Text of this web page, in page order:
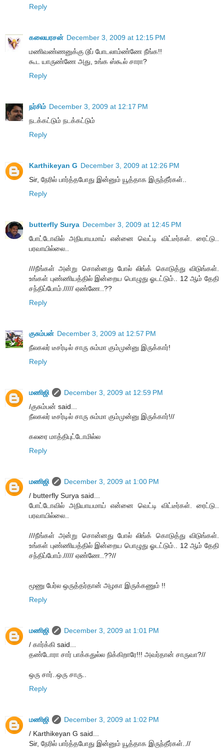
Reply
கலையரசன் December 3, 2009 at 12:15 PM
மணிவண்ணனுக்கு டூப் போடலாம்ண்ணே நீங்க!!
கூட யாருண்ணே அது, உங்க ஸ்கூல் சாரா?
Reply
நர்சிம் December 3, 2009 at 12:17 PM
நடக்கட்டும் நடக்கட்டும்
Reply
Karthikeyan G December 3, 2009 at 12:26 PM
Sir, நேரில் பார்த்தபோது இன்னும் யூத்தாக இருந்தீர்கள்..
Reply
butterfly Surya December 3, 2009 at 12:45 PM
போட்டோவில் அநியாயமாய் என்னை வெட்டி விட்டீர்கள். ரைட்டு..
பரவாயில்லை..
///நீங்கள் அன்று சொன்னது போல் லிங்க் கொடுத்து விடுங்கள்.
உங்கள் புண்ணியத்தில் இன்றைய பொழுது ஓடட்டும்.. 12 ஆம் தேதி
சந்திப்போம்.///// ஏண்ணே..??
Reply
குசும்பன் December 3, 2009 at 12:57 PM
நீலகலர் டீசர்டில் சாரு சும்மா கும்முன்னு இருக்கார்!
Reply
மணிஜி
December 3, 2009 at 12:59 PM
/குசும்பன் said...
நீலகலர் டீசர்டில் சாரு சும்மா கும்முன்னு இருக்கார்!//
கலரை மாத்திபுட்டோமில்ல
Reply
மணிஜி
December 3, 2009 at 1:00 PM
/ butterfly Surya said...
போட்டோவில் அநியாயமாய் என்னை வெட்டி விட்டீர்கள். ரைட்டு..
பரவாயில்லை..
///நீங்கள் அன்று சொன்னது போல் லிங்க் கொடுத்து விடுங்கள்.
உங்கள் புண்ணியத்தில் இன்றைய பொழுது ஓடட்டும்.. 12 ஆம் தேதி
சந்திப்போம்.///// ஏண்ணே..??//
மூணு பேர்ல ஒருத்தர்தான் அழகா இருக்கணும் !!
Reply
மணிஜி
December 3, 2009 at 1:01 PM
/ கார்க்கி said...
தண்டோரா சார் பாக்கதுல்ல நிக்கிறாரே!!! அவர்தான் சாருவா?//
ஒரு சார்..ஒரு சாரு..
Reply
மணிஜி
December 3, 2009 at 1:02 PM
/ Karthikeyan G said...
Sir, நேரில் பார்த்தபோது இன்னும் யூத்தாக இருந்தீர்கள்..//